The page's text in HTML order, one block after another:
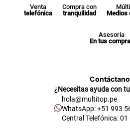
Venta
telefónica
Compra con
tranquilidad
Medios
Asesoría
En tus
¿Necesitas ayuda con
hola@multitop.pe
WhatsApp: +51 993
Central Telefónica: